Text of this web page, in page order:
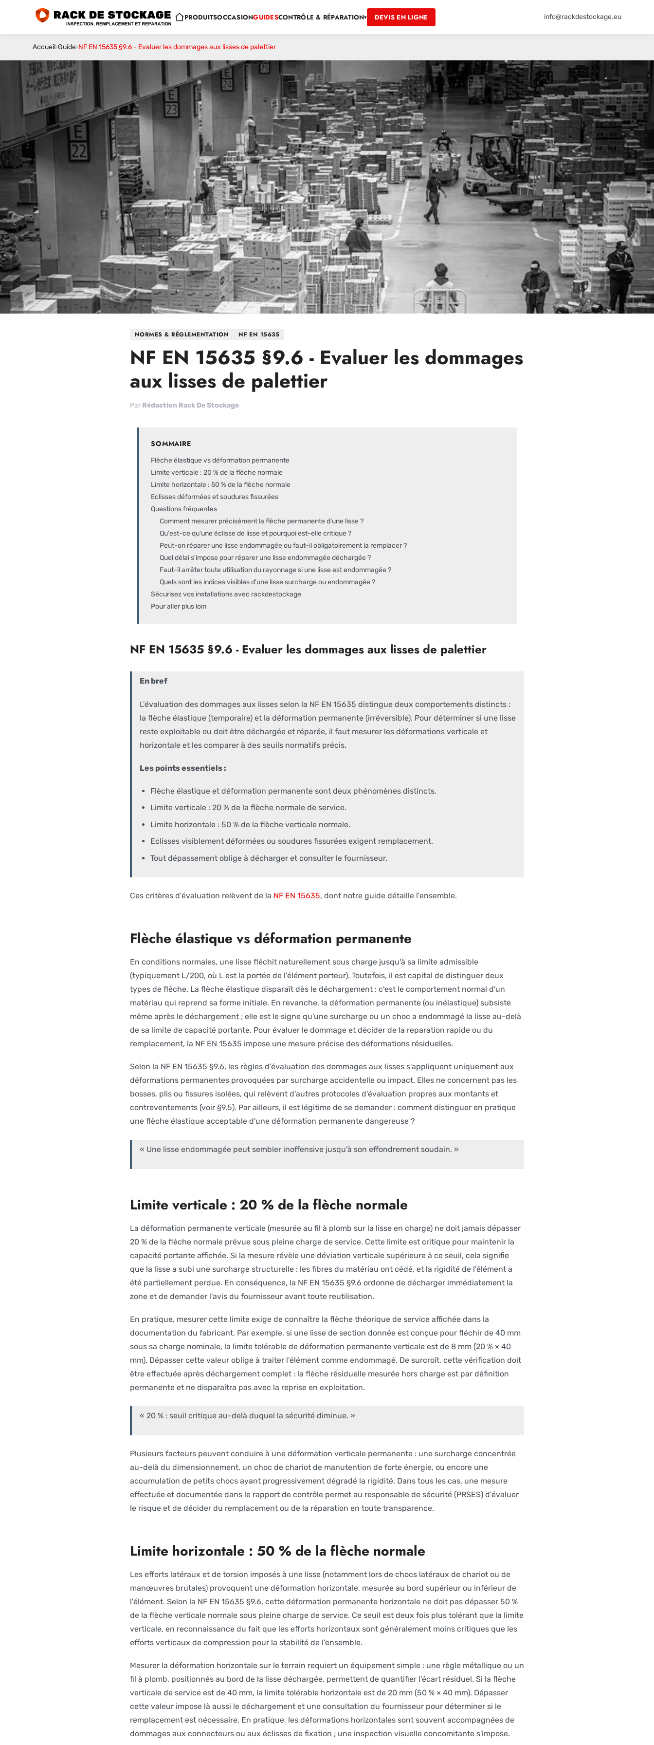
PRODUITSOCCASIONGUIDESCONTRÔLE & RÉPARATION▾ DEVIS EN LIGNE info@rackdestockage.eu
Accueil›Guide›NF EN 15635 §9.6 - Evaluer les dommages aux lisses de palettier
NORMES & RÉGLEMENTATION NF EN 15635
NF EN 15635 §9.6 - Evaluer les dommages
aux lisses de palettier
Par Rédaction Rack De Stockage
SOMMAIRE
Flèche élastique vs déformation permanente
Limite verticale : 20 % de la flèche normale
Limite horizontale : 50 % de la flèche normale
Eclisses déformées et soudures fissurées
Questions fréquentes
Comment mesurer précisément la flèche permanente d'une lisse ?
Qu'est-ce qu'une éclisse de lisse et pourquoi est-elle critique ?
Peut-on réparer une lisse endommagée ou faut-il obligatoirement la remplacer ?
Quel délai s'impose pour réparer une lisse endommagée déchargée ?
Faut-il arrêter toute utilisation du rayonnage si une lisse est endommagée ?
Quels sont les indices visibles d'une lisse surcharge ou endommagée ?
Sécurisez vos installations avec rackdestockage
Pour aller plus loin
NF EN 15635 §9.6 - Evaluer les dommages aux lisses de palettier
En bref
L'évaluation des dommages aux lisses selon la NF EN 15635 distingue deux comportements distincts :
la flèche élastique (temporaire) et la déformation permanente (irréversible). Pour déterminer si une lisse
reste exploitable ou doit être déchargée et réparée, il faut mesurer les déformations verticale et
horizontale et les comparer à des seuils normatifs précis.
Les points essentiels :
Flèche élastique et déformation permanente sont deux phénomènes distincts.
Limite verticale : 20 % de la flèche normale de service.
Limite horizontale : 50 % de la flèche verticale normale.
Eclisses visiblement déformées ou soudures fissurées exigent remplacement.
Tout dépassement oblige à décharger et consulter le fournisseur.
Ces critères d'évaluation relèvent de la NF EN 15635, dont notre guide détaille l'ensemble.
Flèche élastique vs déformation permanente
En conditions normales, une lisse fléchit naturellement sous charge jusqu'à sa limite admissible
(typiquement L/200, où L est la portée de l'élément porteur). Toutefois, il est capital de distinguer deux
types de flèche. La flèche élastique disparaît dès le déchargement : c'est le comportement normal d'un
matériau qui reprend sa forme initiale. En revanche, la déformation permanente (ou inélastique) subsiste
même après le déchargement ; elle est le signe qu'une surcharge ou un choc a endommagé la lisse au-delà
de sa limite de capacité portante. Pour évaluer le dommage et décider de la reparation rapide ou du
remplacement, la NF EN 15635 impose une mesure précise des déformations résiduelles.
Selon la NF EN 15635 §9.6, les règles d'évaluation des dommages aux lisses s'appliquent uniquement aux
déformations permanentes provoquées par surcharge accidentelle ou impact. Elles ne concernent pas les
bosses, plis ou fissures isolées, qui relèvent d'autres protocoles d'évaluation propres aux montants et
contreventements (voir §9.5). Par ailleurs, il est légitime de se demander : comment distinguer en pratique
une flèche élastique acceptable d'une déformation permanente dangereuse ?
« Une lisse endommagée peut sembler inoffensive jusqu'à son effondrement soudain. »
Limite verticale : 20 % de la flèche normale
La déformation permanente verticale (mesurée au fil à plomb sur la lisse en charge) ne doit jamais dépasser
20 % de la flèche normale prévue sous pleine charge de service. Cette limite est critique pour maintenir la
capacité portante affichée. Si la mesure révèle une déviation verticale supérieure à ce seuil, cela signifie
que la lisse a subi une surcharge structurelle : les fibres du matériau ont cédé, et la rigidité de l'élément a
été partiellement perdue. En conséquence, la NF EN 15635 §9.6 ordonne de décharger immédiatement la
zone et de demander l'avis du fournisseur avant toute reutilisation.
En pratique, mesurer cette limite exige de connaître la flèche théorique de service affichée dans la
documentation du fabricant. Par exemple, si une lisse de section donnée est conçue pour fléchir de 40 mm
sous sa charge nominale, la limite tolérable de déformation permanente verticale est de 8 mm (20 % × 40
mm). Dépasser cette valeur oblige à traiter l'élément comme endommagé. De surcroît, cette vérification doit
être effectuée après déchargement complet : la flèche résiduelle mesurée hors charge est par définition
permanente et ne disparaîtra pas avec la reprise en exploitation.
« 20 % : seuil critique au-delà duquel la sécurité diminue. »
Plusieurs facteurs peuvent conduire à une déformation verticale permanente : une surcharge concentrée
au-delà du dimensionnement, un choc de chariot de manutention de forte énergie, ou encore une
accumulation de petits chocs ayant progressivement dégradé la rigidité. Dans tous les cas, une mesure
effectuée et documentée dans le rapport de contrôle permet au responsable de sécurité (PRSES) d'évaluer
le risque et de décider du remplacement ou de la réparation en toute transparence.
Limite horizontale : 50 % de la flèche normale
Les efforts latéraux et de torsion imposés à une lisse (notamment lors de chocs latéraux de chariot ou de
manœuvres brutales) provoquent une déformation horizontale, mesurée au bord supérieur ou inférieur de
l'élément. Selon la NF EN 15635 §9.6, cette déformation permanente horizontale ne doit pas dépasser 50 %
de la flèche verticale normale sous pleine charge de service. Ce seuil est deux fois plus tolérant que la limite
verticale, en reconnaissance du fait que les efforts horizontaux sont généralement moins critiques que les
efforts verticaux de compression pour la stabilité de l'ensemble.
Mesurer la déformation horizontale sur le terrain requiert un équipement simple : une règle métallique ou un
fil à plomb, positionnés au bord de la lisse déchargée, permettent de quantifier l'écart résiduel. Si la flèche
verticale de service est de 40 mm, la limite tolérable horizontale est de 20 mm (50 % × 40 mm). Dépasser
cette valeur impose là aussi le déchargement et une consultation du fournisseur pour déterminer si le
remplacement est nécessaire. En pratique, les déformations horizontales sont souvent accompagnées de
dommages aux connecteurs ou aux éclisses de fixation ; une inspection visuelle concomitante s'impose.